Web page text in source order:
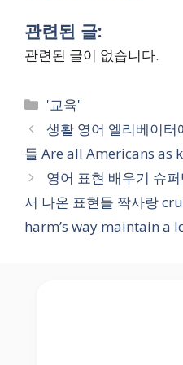
관련된 글:
관련된 글이 없습니다.
Categories
'교육'
생활 영어 엘리베이
들 Are all Americans as
영어 표현 배우기 슈
서 나온 표현들 짝사랑
harm’s way maintain a